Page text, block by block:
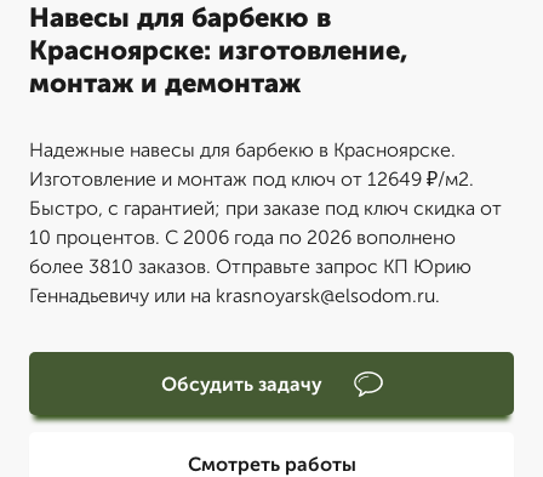
Навесы для барбекю в
Красноярске: изготовление,
монтаж и демонтаж
Надежные навесы для барбекю в Красноярске.
Изготовление и монтаж под ключ от 12649 ₽/м2.
Быстро, с гарантией; при заказе под ключ скидка от
10 процентов. С 2006 года по 2026 вополнено
более 3810 заказов. Отправьте запрос КП Юрию
Геннадьевичу или на krasnoyarsk@elsodom.ru.
Обсудить задачу
Смотреть работы